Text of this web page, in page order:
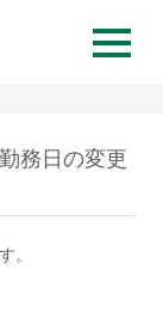
務日の変更
。